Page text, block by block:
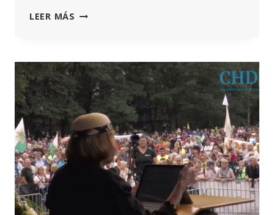
LEER MÁS FRANCIA
CALLE
10
DE
DICIEMBRE
DE
2022
PARA
CONMEMORAR
FAMILIARES